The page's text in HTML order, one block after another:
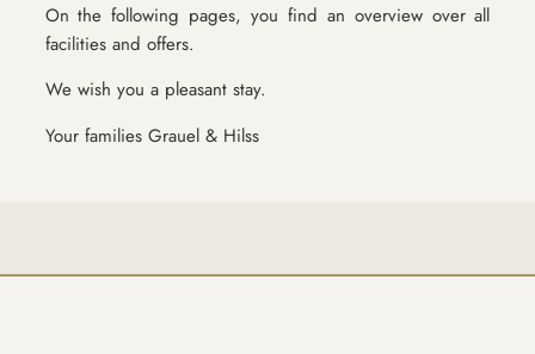
On the following pages, you find an overview over all
facilities and offers.
We wish you a pleasant stay.
Your families Grauel & Hilss